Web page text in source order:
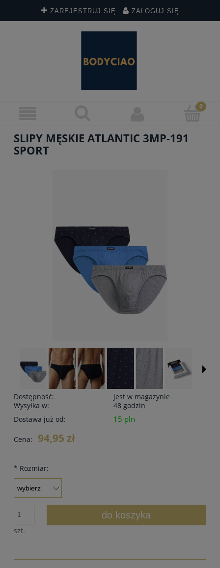
ZAREJESTRUJ SIĘ ZALOGUJ SIĘ
SLIPY MĘSKIE ATLANTIC 3MP-191
SPORT
Dostępność:
jest w magazynie
Wysyłka w:
48 godzin
Dostawa już od:
15 pln
Cena: 94,95 zł
* Rozmiar:
szt.
do koszyka